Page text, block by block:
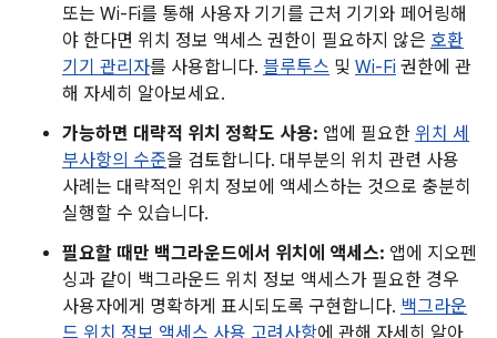
또는 Wi-Fi를 통해 사용자 기기를 근처 기기와 페어링해
야 한다면 위치 정보 액세스 권한이 필요하지 않은 호환
기기 관리자를 사용합니다. 블루투스 및 Wi-Fi 권한에 관
해 자세히 알아보세요.
가능하면 대략적 위치 정확도 사용: 앱에 필요한 위치 세
부사항의 수준을 검토합니다. 대부분의 위치 관련 사용
사례는 대략적인 위치 정보에 액세스하는 것으로 충분히
실행할 수 있습니다.
필요할 때만 백그라운드에서 위치에 액세스: 앱에 지오펜
싱과 같이 백그라운드 위치 정보 액세스가 필요한 경우
사용자에게 명확하게 표시되도록 구현합니다. 백그라운
드 위치 정보 액세스 사용 고려사항에 관해 자세히 알아